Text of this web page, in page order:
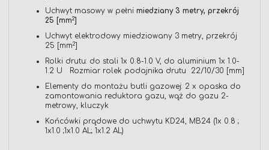
Uchwyt masowy w pełni miedziany 3 metry, przekrój
25 [mm2
Uchwyt elektrodowy miedziowany 3 metry, przekrój
25 [mm2
Rolki drutu: do stali 1x 0.8-1.0 V, do aluminium 1x 1.0-
1.2 U Rozmiar rolek podajnika drutu 22/10/30 [mm]
Elementy do montażu butli gazowej: 2 x opaska do
zamontowania reduktora gazu, wąż do gazu 2-
metrowy, kluczyk
Końcówki prądowe do uchwytu KD24, MB24 (1x 0.8 ;
1x1.0 ;1x1.0 AL; 1x1.2 AL)